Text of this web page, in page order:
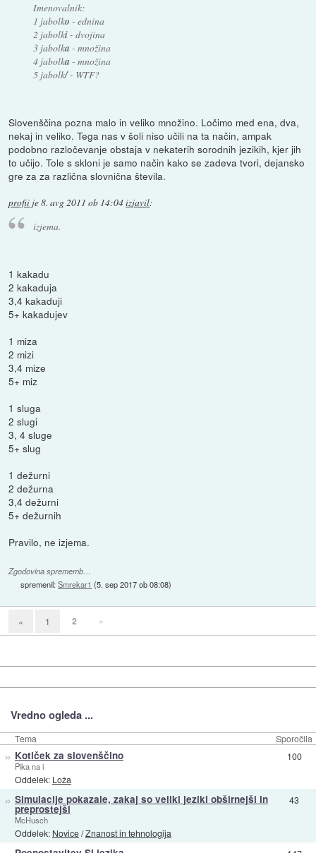
Imenovalnik:
1 jabolko - ednina
2 jabolki- dvojina
3 jabolka - množina
4 jabolka - množina
5 jabolk/- WTF?
Slovenščina pozna malo in veliko množino. Ločimo med ena, dva,
nekaj in veliko. Tega nas v šoli niso učili na ta način, ampak
podobno razločevanje obstaja v nekaterih sorodnih jezikih, kjer jih
to učijo. Tole s skloni je samo način kako se zadeva tvori, dejansko
gre za za različna slovnična števila.
profii je8. avg 2011 ob 14:04izjavil:
izjema.
1 kakadu
2 kakaduja
3,4 kakaduji
5+ kakadujev
1 miza
2 mizi
3,4 mize
5+ miz
1 sluga
2 slugi
3, 4 sluge
5+ slug
1 dežurni
2 dežurna
3,4 dežurni
5+ dežurnih
Pravilo, ne izjema.
Zgodovina sprememb…
spremenil:Smrekar1 (5. sep 2017 ob 08:08)
« 1 2 »
Vredno ogleda ...
Tema Sporočila
» Kotiček za slovenščino
Pika na i
Oddelek: Loža
100
» Simulacije pokazale, zakaj so veliki jeziki obširnejši in
preprostejši
McHusch
Oddelek: Novice/Znanost in tehnologija
43